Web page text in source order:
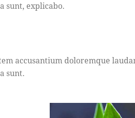
sunt, explicabo.
accusantium doloremque
sunt.